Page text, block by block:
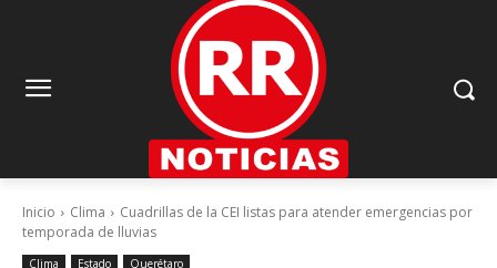
Inicio Clima
Cuadrillas de la CEI listas para atender emergencias por
temporada de lluvias
Clima Estado Querétaro